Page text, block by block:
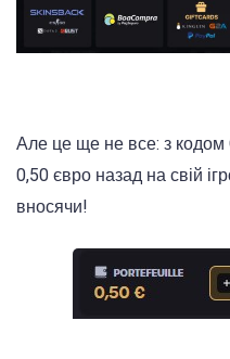
Але це ще не все: з кодом
0,50 євро назад на свій
вносячи!